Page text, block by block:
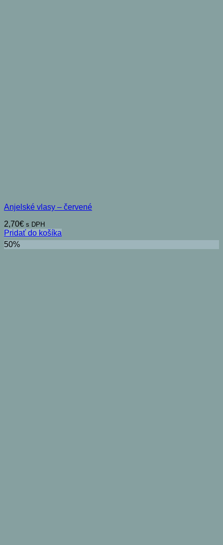
Anjelské vlasy – červené
2,70€ s DPH
Pridať do košíka
50%